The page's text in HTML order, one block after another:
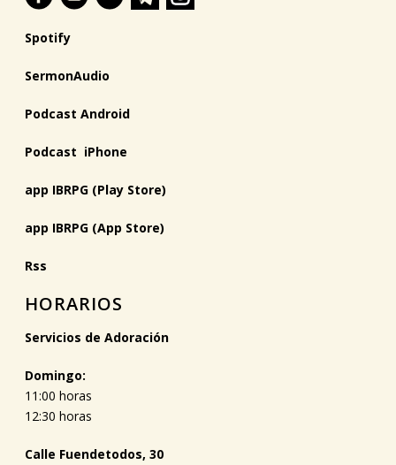
Spotify
SermonAudio
Podcast Android
Podcast iPhone
app IBRPG (Play Store)
app IBRPG (App Store)
Rss
HORARIOS
Servicios de Adoración
Domingo:
11:00 horas
12:30 horas
Calle Fuendetodos, 30